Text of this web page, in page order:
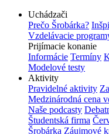
Uchádzači
Prečo Šrobárka?
Vzdelávacie
Prijímacie konanie
Informácie Termíny
Modelové testy
Aktivity
Pravidelné aktivity
Medzinárodná cena
Naše podcasty
Študentská firma
Šrobárka Záujmové